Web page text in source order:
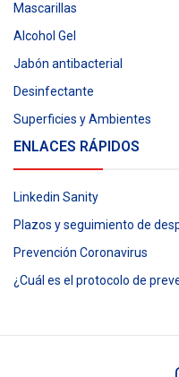
Mascarillas
Alcohol Gel
Jabón antibacterial
Desinfectante
Superficies y Ambientes
ENLACES RÁPIDOS
Linkedin Sanity
Plazos y seguimiento de
Prevención Coronavirus
¿Cuál es el protocolo de